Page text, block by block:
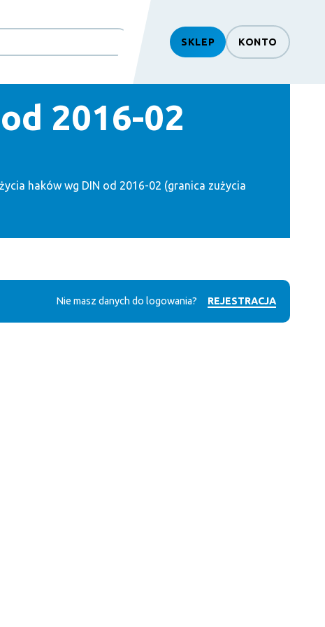
SKLEP KONTO
2016-02
haków wg DIN od 2016-02 (granica zużycia
Nie masz danych do logowania? REJESTRACJA